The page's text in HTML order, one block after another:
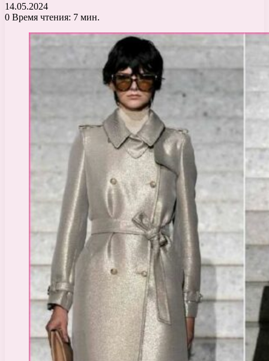
14.05.2024
0 Время чтения: 7 мин.